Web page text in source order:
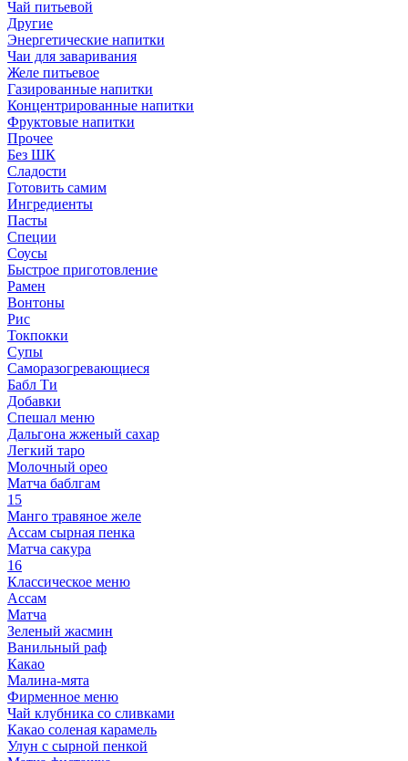
Чай питьевой
Другие
Энергетические напитки
Чаи для заваривания
Желе питьевое
Газированные напитки
Концентрированные напитки
Фруктовые напитки
Прочее
Без ШК
Сладости
Готовить самим
Ингредиенты
Пасты
Специи
Соусы
Быстрое приготовление
Рамен
Вонтоны
Рис
Токпокки
Супы
Саморазогревающиеся
Бабл Ти
Добавки
Спешал меню
Дальгона жженый сахар
Легкий таро
Молочный орео
Матча баблгам
15
Манго травяное желе
Ассам сырная пенка
Матча сакура
16
Классическое меню
Ассам
Матча
Зеленый жасмин
Ванильный раф
Какао
Малина-мята
Фирменное меню
Чай клубника со сливками
Какао соленая карамель
Улун с сырной пенкой